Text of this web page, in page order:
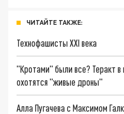
ЧИТАЙТЕ ТАКЖЕ:
Технофашисты XXI века
"Кротами" были все? Теракт в
охотятся "живые дроны"
Алла Пугачева с Максимом